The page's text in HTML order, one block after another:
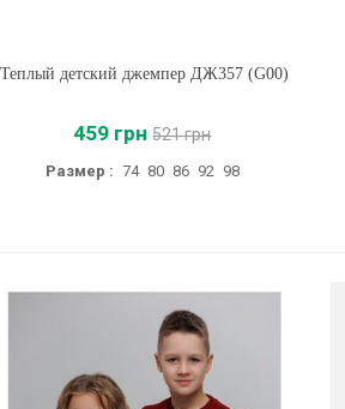
Купить
Теплый детский джемпер ДЖ357 (G00)
459 грн 521 грн
Размер : 74 80 86 92 98